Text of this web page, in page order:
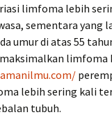
limfoma lebih
sementara yang
umur di atas 55
limfoma
lebih sering kali
tubuh.